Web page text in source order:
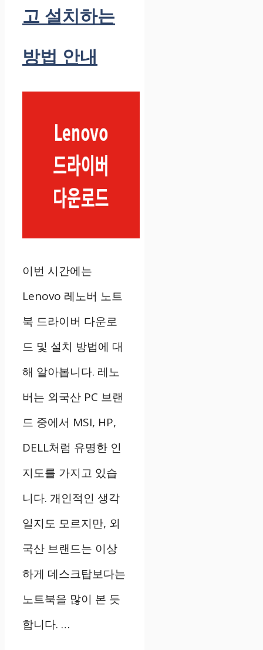
고 설치하는
방법 안내
이번 시간에는
Lenovo 레노버 노트
북 드라이버 다운로
드 및 설치 방법에 대
해 알아봅니다. 레노
버는 외국산 PC 브랜
드 중에서 MSI, HP,
DELL처럼 유명한 인
지도를 가지고 있습
니다. 개인적인 생각
일지도 모르지만, 외
국산 브랜드는 이상
하게 데스크탑보다는
노트북을 많이 본 듯
합니다. …